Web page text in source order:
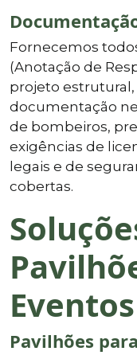
Fornecemos
(Anotação de
projeto
documentação
de bombeiros,
exigências de
legais e de
cobertas.
Eventos
Pavilhões